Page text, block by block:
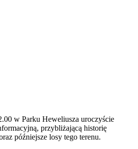
w Parku Heweliusza uroczyście
przybliżającą historię
późniejsze losy tego terenu.